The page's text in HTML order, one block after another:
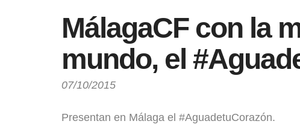
MálagaCF con la
mundo, el
07/10/2015
Presentan en Málaga el #AguadetuCorazón.